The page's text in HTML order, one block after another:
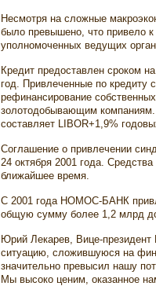
Несмотря на сложные
было превышено, что привело
уполномоченных ведущих
Кредит предоставлен сроком
год. Привлеченные по кредиту
рефинансирование
золотодобывающим компаниям.
составляет LIBOR+1,9%
Соглашение о привлечении
24 октября 2001 года.
ближайшее время.
С 2001 года НОМОС-БАНК
общую сумму более 1,2 млрд
Юрий Лекарев, Вице-
ситуацию, сложившуюся на
значительно превысил нашу
Мы высоко ценим, оказанное